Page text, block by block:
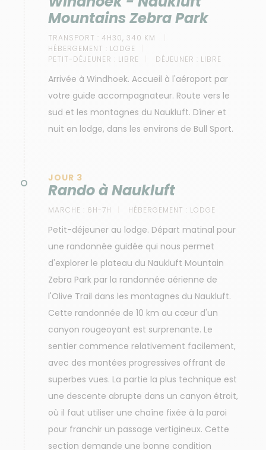
Mountains Zebra Park
TRANSPORT : 4H30, 340 KM
HÉBERGEMENT : LODGE
PETIT-DÉJEUNER : LIBRE DÉJEUNER : LIBRE
Arrivée à Windhoek. Accueil à l'aéroport par
votre guide accompagnateur. Route vers le
sud et les montagnes du Naukluft. Dîner et
nuit en lodge, dans les environs de Bull Sport.
JOUR 3
Rando à Naukluft
MARCHE : 6H-7H HÉBERGEMENT : LODGE
Petit-déjeuner au lodge. Départ matinal pour
une randonnée guidée qui nous permet
d'explorer le plateau du Naukluft Mountain
Zebra Park par la randonnée aérienne de
l'Olive Trail dans les montagnes du Naukluft.
Cette randonnée de 10 km au cœur d'un
canyon rougeoyant est surprenante. Le
sentier commence relativement facilement,
avec des montées progressives offrant de
superbes vues. La partie la plus technique est
une descente abrupte dans un canyon étroit,
où il faut utiliser une chaîne fixée à la paroi
pour franchir un passage vertigineux. Cette
section demande une bonne condition